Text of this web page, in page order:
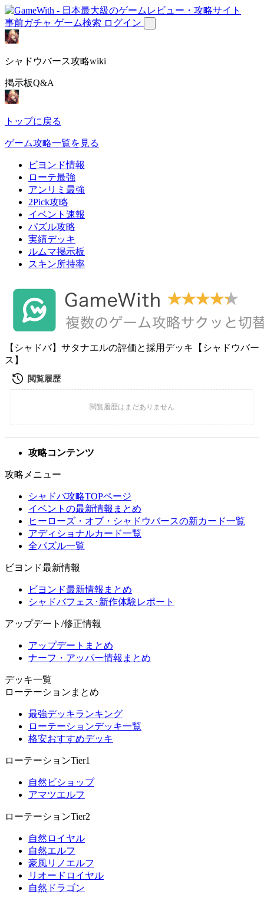
事前ガチャ ゲーム検索 ログイン
シャドウバース攻略wiki
掲示板Q&A
トップに戻る
ゲーム攻略一覧を見る
ビヨンド情報
ローテ最強
アンリミ最強
2Pick攻略
イベント速報
パズル攻略
実績デッキ
ルムマ掲示板
スキン所持率
【シャドバ】サタナエルの評価と採用デッキ【シャドウバー
ス】
攻略コンテンツ
攻略メニュー
シャドバ攻略TOPページ
イベントの最新情報まとめ
ヒーローズ・オブ・シャドウバースの新カード一覧
アディショナルカード一覧
全パズル一覧
ビヨンド最新情報
ビヨンド最新情報まとめ
シャドバフェス･新作体験レポート
アップデート/修正情報
アップデートまとめ
ナーフ・アッパー情報まとめ
デッキ一覧
ローテーションまとめ
最強デッキランキング
ローテーションデッキ一覧
格安おすすめデッキ
ローテーションTier1
自然ビショップ
アマツエルフ
ローテーションTier2
自然ロイヤル
自然エルフ
豪風リノエルフ
リオードロイヤル
自然ドラゴン